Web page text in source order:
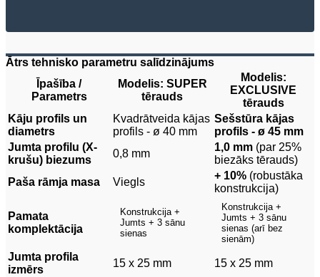
Ātrs tehnisko parametru salīdzinājums
Īpašība /
Parametrs
Modelis: SUPER
tērauds
Modelis:
EXCLUSIVE
tērauds
Kāju profils un
diametrs
Kvadrātveida kājas
profils - ø 40 mm
Sešstūra kājas
profils - ø 45 mm
Jumta profilu (X-
krušu) biezums
0,8 mm
1,0 mm (par 25%
biezāks tērauds)
Paša rāmja masa
Viegls
+ 10% (robustāka
konstrukcija)
Pamata
komplektācija
Konstrukcija +
Jumts + 3 sānu
sienas
Konstrukcija +
Jumts + 3 sānu
sienas (arī bez
sienām)
Jumta profila
izmērs
15 x 25 mm
15 x 25 mm